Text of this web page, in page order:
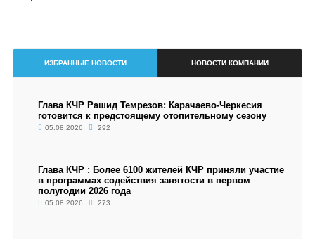
ИЗБРАННЫЕ НОВОСТИ НОВОСТИ КОМПАНИИ
Глава КЧР Рашид Темрезов: Карачаево-Черкесия
готовится к предстоящему отопительному сезону
05.08.2026 292
Глава КЧР : Более 6100 жителей КЧР приняли участие
в программах содействия занятости в первом
полугодии 2026 года
05.08.2026 273